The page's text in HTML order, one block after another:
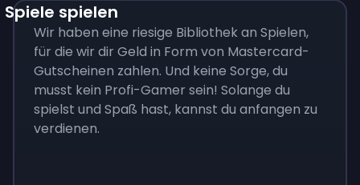
Spiele spielen
Wir haben eine riesige Bibliothek an Spielen,
für die wir dir Geld in Form von Mastercard-
Gutscheinen zahlen. Und keine Sorge, du
musst kein Profi-Gamer sein! Solange du
spielst und Spaß hast, kannst du anfangen zu
verdienen.